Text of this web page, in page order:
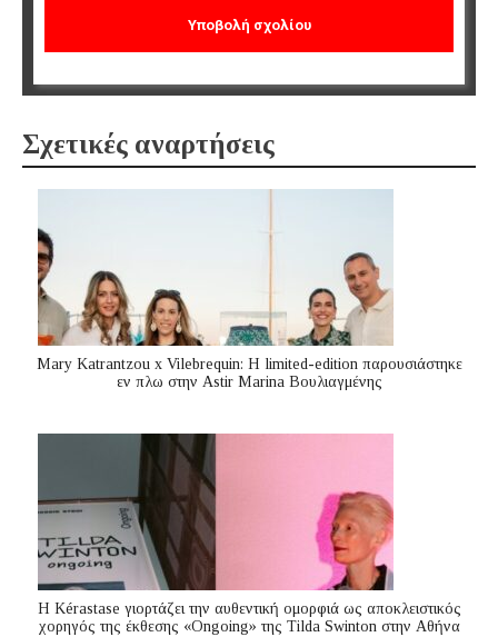
Σχετικές αναρτήσεις
Mary Katrantzou x Vilebrequin: Η limited-edition παρουσιάστηκε
εν πλω στην Astir Marina Βουλιαγμένης
Η Kérastase γιορτάζει την αυθεντική ομορφιά ως αποκλειστικός
χορηγός της έκθεσης «Ongoing» της Tilda Swinton στην Αθήνα